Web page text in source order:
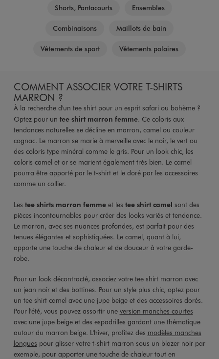
Shorts, Pantacourts Ensembles
Combinaisons Maillots de bain
Vêtements de sport Vêtements polaires
COMMENT ASSOCIER VOTRE T-SHIRTS
MARRON ?
À la recherche d'un tee shirt pour un esprit safari ou bohème ?
Optez pour un tee shirt marron femme. Ce coloris aux
tendances naturelles se décline en marron, camel ou couleur
cognac. Le marron se marie à merveille avec le noir, le vert ou
des coloris type minéral comme le gris. Pour un look chic, les
coloris camel et or se marient également très bien. Le camel
pourra être apporté par le t-shirt et le doré par les accessoires
comme un collier.
Les tee shirts marron femmeet les tee shirt camel sont des
pièces incontournables pour créer des looks variés et tendance.
Le marron, avec ses nuances profondes, est parfait pour des
tenues élégantes et sophistiquées. Le camel, quant à lui,
apporte une touche de chaleur et de douceur à votre garde-
robe.
Pour un look décontracté, associez votre tee shirt marron avec
un jean noir et des bottines. Pour un style plus chic, optez pour
un tee shirt camel avec une jupe beige et des accessoires dorés.
Pour l'été, vous pouvez assortir une version manches courtes
avec une jupe beige et des espadrilles gardant une thématique
autour du marron beige. L'hiver, profitez des modèles manches
longues pour glisser votre t-shirt marron sous un blazer noir par
exemple, pour apporter une touche de chaleur tout en